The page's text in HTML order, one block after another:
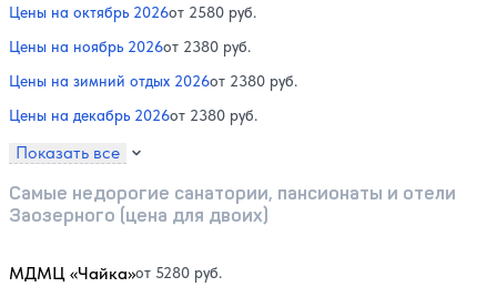
Цены на октябрь 2026от 2580 руб.
Цены на ноябрь 2026от 2380 руб.
Цены на зимний отдых 2026от 2380 руб.
Цены на декабрь 2026от 2380 руб.
Показать все
Самые недорогие санатории, пансионаты и отели
Заозерного (цена для двоих)
МДМЦ «Чайка»от 5280 руб.